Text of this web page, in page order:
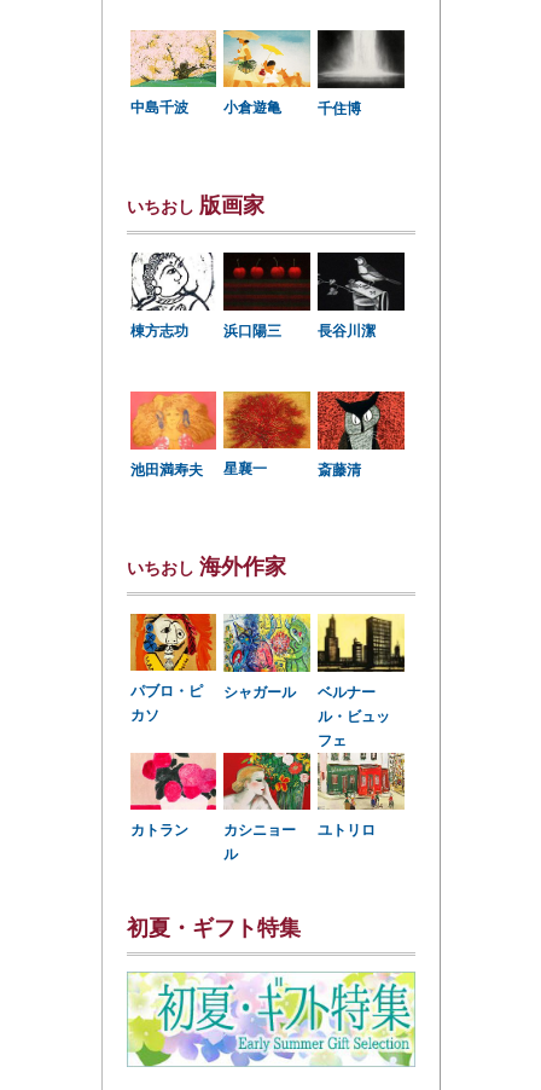
中島千波 小倉遊亀 千住博
いちおし 版画家
棟方志功 浜口陽三 長谷川潔
池田満寿夫 星襄一 斎藤清
いちおし 海外作家
パブロ・ピ
カソ
シャガール
ベルナー
ル・ビュッ
フェ
カトラン
カシニョー
ル
ユトリロ
初夏・ギフト特集